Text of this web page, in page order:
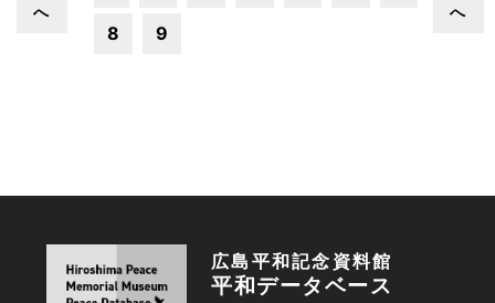
へ
8 9
へ
広島平和記念資料館
平和データベース